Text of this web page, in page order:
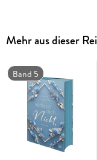
Wohnung, keine
neu zu beginnen und
vergessen. Das ist
Erinnerungen auf
immer wieder über
ihren Job in einer
Mit seinen stechend
steht er für alles,
nicht der, der er auf
Mehr aus dieser
Band 5